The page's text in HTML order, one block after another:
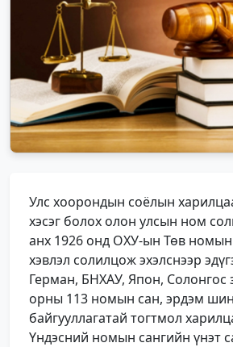
Улс хоорондын соёлын
хэсэг болох олон улсын ном
анх 1926 онд ОХУ-ын Төв
хэвлэл солилцож эхэлснээр
Герман, БНХАУ, Япон, Солонгос
орны 113 номын сан, эрдэм
байгууллагатай тогтмол
Үндэсний номын сангийн үнэт